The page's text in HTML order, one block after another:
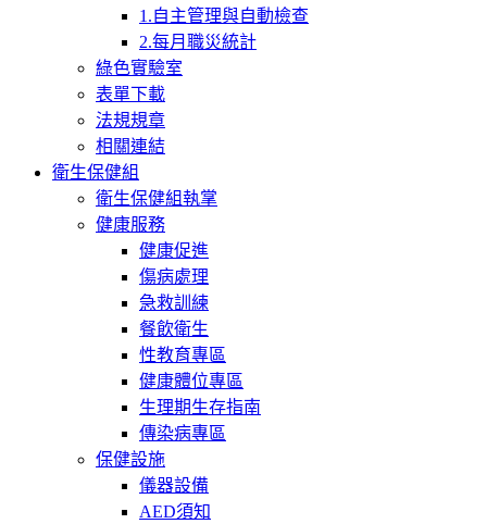
1.自主管理與自動檢查
2.每月職災統計
綠色實驗室
表單下載
法規規章
相關連結
衛生保健組
衛生保健組執掌
健康服務
健康促進
傷病處理
急救訓練
餐飲衛生
性教育專區
健康體位專區
生理期生存指南
傳染病專區
保健設施
儀器設備
AED須知